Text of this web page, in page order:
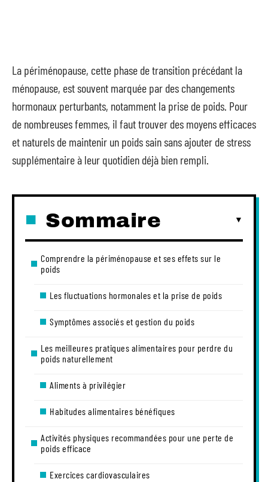
La périménopause, cette phase de transition précédant la
ménopause, est souvent marquée par des changements
hormonaux perturbants, notamment la prise de poids. Pour
de nombreuses femmes, il faut trouver des moyens efficaces
et naturels de maintenir un poids sain sans ajouter de stress
supplémentaire à leur quotidien déjà bien rempli.
Sommaire
Comprendre la périménopause et ses effets sur le
poids
Les fluctuations hormonales et la prise de poids
Symptômes associés et gestion du poids
Les meilleures pratiques alimentaires pour perdre du
poids naturellement
Aliments à privilégier
Habitudes alimentaires bénéfiques
Activités physiques recommandées pour une perte de
poids efficace
Exercices cardiovasculaires